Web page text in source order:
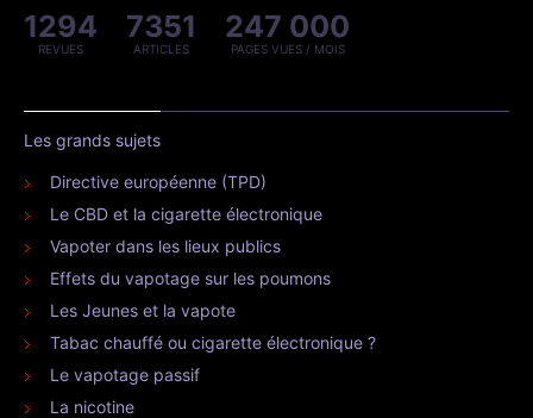
1294
REVUES
7351
ARTICLES
247 000
PAGES VUES / MOIS
Les grands sujets
Directive européenne (TPD)
Le CBD et la cigarette électronique
Vapoter dans les lieux publics
Effets du vapotage sur les poumons
Les Jeunes et la vapote
Tabac chauffé ou cigarette électronique ?
Le vapotage passif
La nicotine